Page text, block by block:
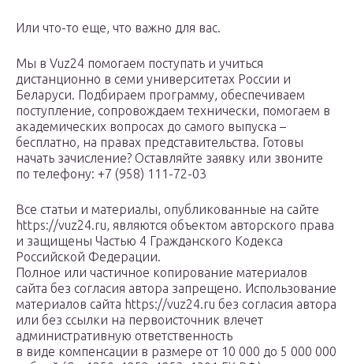
Или что-то еще, что важно для вас.
Мы в Vuz24 помогаем поступать и учиться
дистанционно в семи университетах России и
Беларуси. Подбираем программу, обеспечиваем
поступление, сопровождаем технически, помогаем в
академических вопросах до самого выпуска –
бесплатно, на правах представительства. Готовы
начать зачисление? Оставляйте заявку или звоните
по телефону: +7 (958) 111-72-03
Все статьи и материалы, опубликованные на сайте
https://vuz24.ru, являются объектом авторского права
и защищены Частью 4 Гражданского Кодекса
Российской Федерации.
Полное или частичное копирование материалов
сайта без согласия автора запрещено. Использование
материалов сайта https://vuz24.ru без согласия автора
или без ссылки на первоисточник влечет
административную ответственность
в виде компенсации в размере от 10 000 до 5 000 000